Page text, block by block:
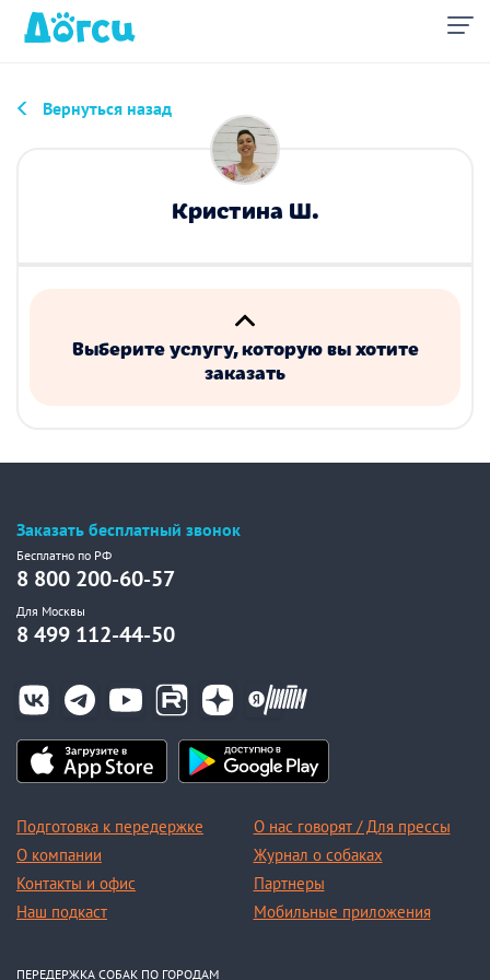
Вернуться назад
Кристина Ш.
Выберите услугу, которую вы хотите
заказать
Заказать бесплатный звонок
Бесплатно по РФ
8 800 200-60-57
Для Москвы
8 499 112-44-50
Подготовка к передержке
О компании
Контакты и офис
Наш подкаст
О нас говорят / Для прессы
Журнал о собаках
Партнеры
Мобильные приложения
ПЕРЕДЕРЖКА СОБАК ПО ГОРОДАМ